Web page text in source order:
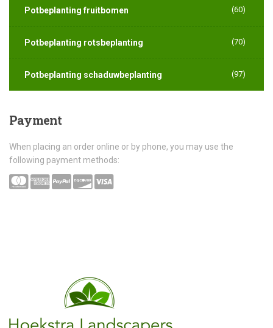
Potbeplanting fruitbomen (60)
Potbeplanting rotsbeplanting (70)
Potbeplanting schaduwbeplanting (97)
Payment
When placing an order online or by phone, you may use the
following payment methods: